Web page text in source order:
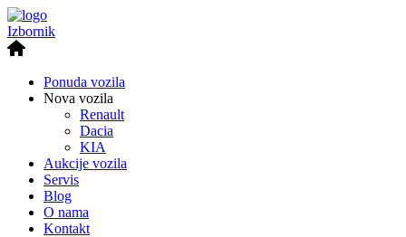
Izbornik
Ponuda vozila
Nova vozila
Renault
Dacia
KIA
Aukcije vozila
Servis
Blog
O nama
Kontakt